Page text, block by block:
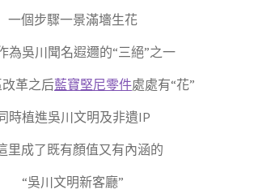
一個步驟一景滿墻生花
為吳川聞名遐邇的“三絕”之一
革之后藍寶堅尼零件處處有“花”
時植進吳川文明及非遺IP
里成了既有顏值又有內涵的
“吳川文明新客廳”